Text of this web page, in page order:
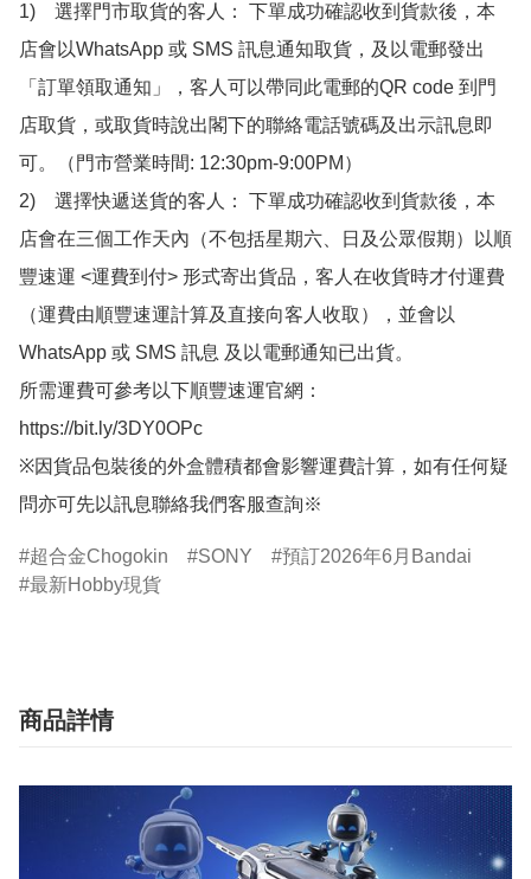
1)　選擇門市取貨的客人： 下單成功確認收到貨款後，本
店會以WhatsApp 或 SMS 訊息通知取貨，及以電郵發出
「訂單領取通知」，客人可以帶同此電郵的QR code 到門
店取貨，或取貨時說出閣下的聯絡電話號碼及出示訊息即
可。（門市營業時間: 12:30pm-9:00PM）
2)　選擇快遞送貨的客人： 下單成功確認收到貨款後，本
店會在三個工作天內（不包括星期六、日及公眾假期）以順
豐速運 <運費到付> 形式寄出貨品，客人在收貨時才付運費
（運費由順豐速運計算及直接向客人收取），並會以
WhatsApp 或 SMS 訊息 及以電郵通知已出貨。
所需運費可參考以下順豐速運官網：
https://bit.ly/3DY0OPc
※因貨品包裝後的外盒體積都會影響運費計算，如有任何疑
問亦可先以訊息聯絡我們客服查詢※
超合金Chogokin SONY
預訂2026年6月Bandai
最新Hobby現貨
商品詳情